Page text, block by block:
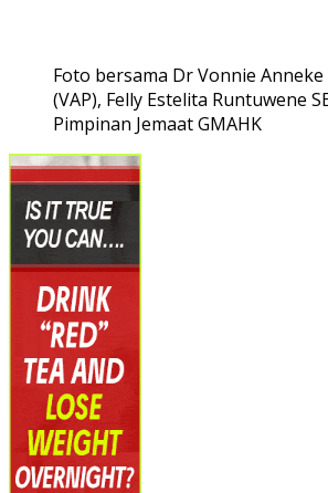
Foto bersama Dr Vonnie
(VAP), Felly Estelita Runtuwene
Pimpinan Jemaat GMAHK